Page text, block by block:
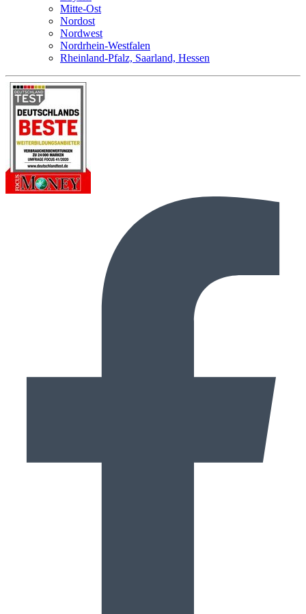
Mitte-Ost
Nordost
Nordwest
Nordrhein-Westfalen
Rheinland-Pfalz, Saarland, Hessen